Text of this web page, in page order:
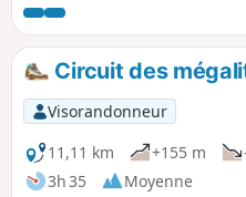
Durand, église à voir. La
surtout due à la longueur du
temps très pluvieux, le
très boueux voire
circuit peut également se
l'autre sens. À noter que la
dégagée entre Valette et le
départ/arrivée
Circuit des
Visorandonneur
11,11 km
+155 m
3h 35
Moyenne